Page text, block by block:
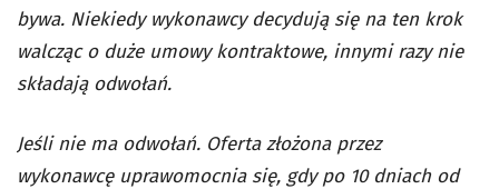
bywa. Niekiedy wykonawcy decydują się na ten krok
walcząc o duże umowy kontraktowe, innymi razy nie
składają odwołań.
Jeśli nie ma odwołań. Oferta złożona przez
wykonawcę uprawomocnia się, gdy po 10 dniach od